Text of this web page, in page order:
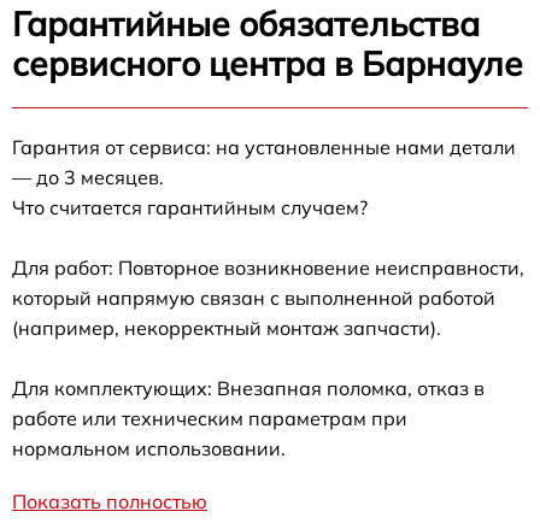
Гарантийные обязательства
сервисного центра в Барнауле
Гарантия от сервиса: на установленные нами детали
— до 3 месяцев.
Что считается гарантийным случаем?
Для работ: Повторное возникновение неисправности,
который напрямую связан с выполненной работой
(например, некорректный монтаж запчасти).
Для комплектующих: Внезапная поломка, отказ в
работе или техническим параметрам при
нормальном использовании.
Показать полностью